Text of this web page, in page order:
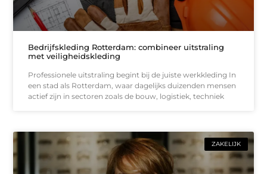
Bedrijfskleding Rotterdam: combineer uitstraling
met veiligheidskleding
Professionele uitstraling begint bij de juiste werkkleding In
een stad als Rotterdam, waar dagelijks duizenden mensen
actief zijn in sectoren zoals de bouw, logistiek, techniek
ZAKELIJK